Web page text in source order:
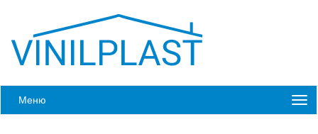
Меню